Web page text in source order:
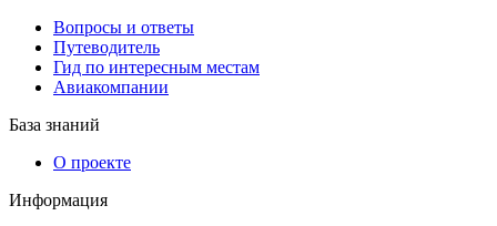
Вопросы и ответы
Путеводитель
Гид по интересным местам
Авиакомпании
База знаний
О проекте
Информация